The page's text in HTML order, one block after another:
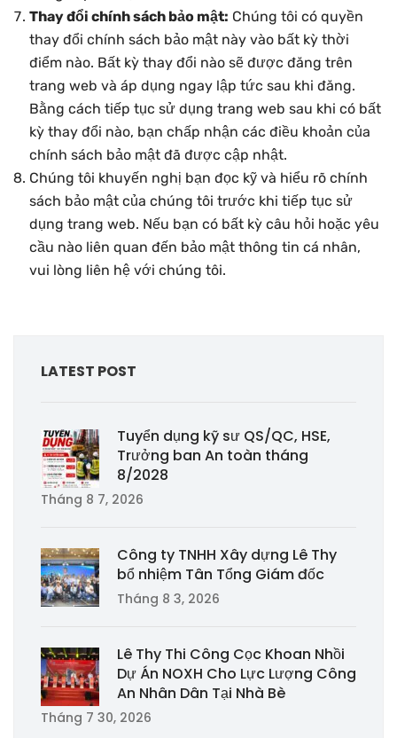
Thay đổi chính sách bảo mật: Chúng tôi có quyền
thay đổi chính sách bảo mật này vào bất kỳ thời
điểm nào. Bất kỳ thay đổi nào sẽ được đăng trên
trang web và áp dụng ngay lập tức sau khi đăng.
Bằng cách tiếp tục sử dụng trang web sau khi có bất
kỳ thay đổi nào, bạn chấp nhận các điều khoản của
chính sách bảo mật đã được cập nhật.
Chúng tôi khuyến nghị bạn đọc kỹ và hiểu rõ chính
sách bảo mật của chúng tôi trước khi tiếp tục sử
dụng trang web. Nếu bạn có bất kỳ câu hỏi hoặc yêu
cầu nào liên quan đến bảo mật thông tin cá nhân,
vui lòng liên hệ với chúng tôi.
LATEST POST
Tuyển dụng kỹ sư QS/QC, HSE,
Trưởng ban An toàn tháng
8/2028
Tháng 8 7, 2026
Công ty TNHH Xây dựng Lê Thy
bổ nhiệm Tân Tổng Giám đốc
Tháng 8 3, 2026
Lê Thy Thi Công Cọc Khoan Nhồi
Dự Án NOXH Cho Lực Lượng Công
An Nhân Dân Tại Nhà Bè
Tháng 7 30, 2026